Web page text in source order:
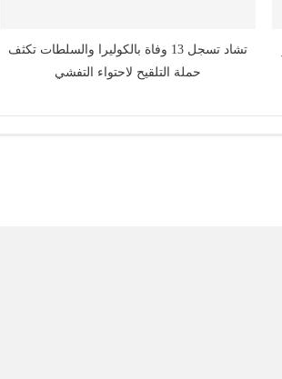
تشاد تسجل 13 وفاة بالكوليرا والسلطات تكثف
حملة التلقيح لاحتواء التفشي